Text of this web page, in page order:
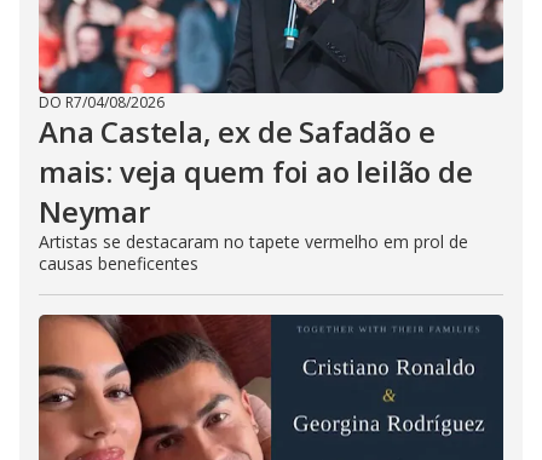
DO R7/04/08/2026
Ana Castela, ex de Safadão e
mais: veja quem foi ao leilão de
Neymar
Artistas se destacaram no tapete vermelho em prol de
causas beneficentes